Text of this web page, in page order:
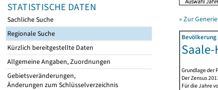
STATISTISCHE DATEN
Sachliche Suche
Regionale Suche
Kürzlich bereitgestellte Daten
Allgemeine Angaben, Zuordnungen
Gebietsveränderungen,
Änderungen zum Schlüsselverzeichnis
» Zur
Grundlage der
Der Zensus
Für die Jahre